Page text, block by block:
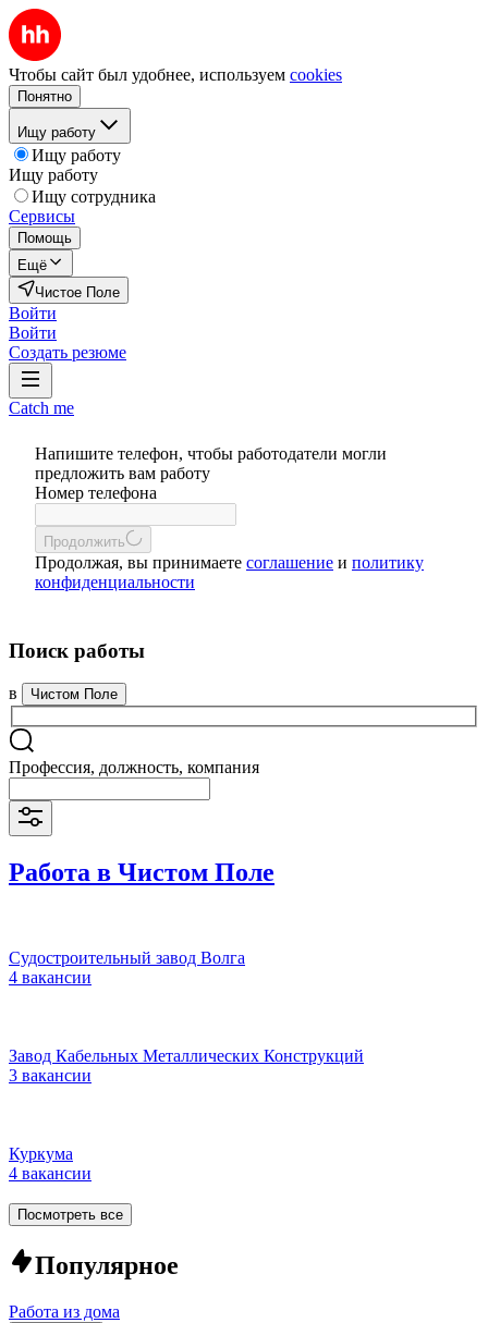
Чтобы сайт был удобнее, используем cookies
Понятно
Ищу работу
Ищу работу
Ищу работу
Ищу сотрудника
Сервисы
Помощь
Ещё
Чистое Поле
Войти
Войти
Создать резюме
Catch me
Напишите телефон, чтобы работодатели могли
предложить вам работу
Номер телефона
Продолжить
Продолжая, вы принимаете соглашение и политику
конфиденциальности
Поиск работы
в Чистом Поле
Профессия, должность, компания
Работа в Чистом Поле
Судостроительный завод Волга
4 вакансии
Завод Кабельных Металлических Конструкций
3 вакансии
Куркума
4 вакансии
Посмотреть все
Популярное
Работа из дома